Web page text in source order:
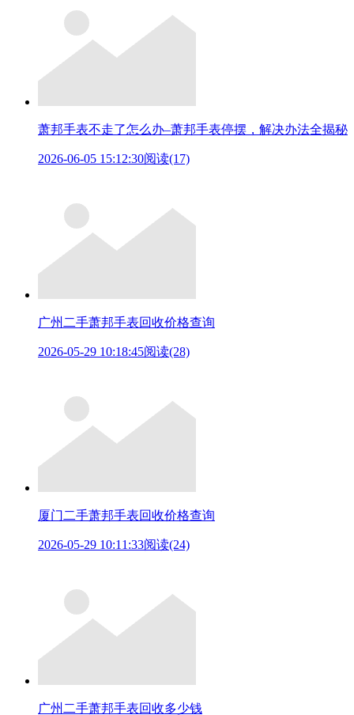
萧邦手表不走了怎么办–萧邦手表停摆，解决办法全揭秘
2026-06-05 15:12:30阅读(17)
广州二手萧邦手表回收价格查询
2026-05-29 10:18:45阅读(28)
厦门二手萧邦手表回收价格查询
2026-05-29 10:11:33阅读(24)
广州二手萧邦手表回收多少钱